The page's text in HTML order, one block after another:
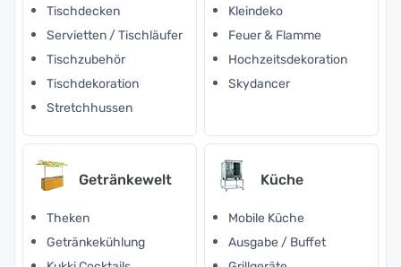
Tischdecken
Servietten / Tischläufer
Tischzubehör
Tischdekoration
Stretchhussen
Kleindeko
Feuer & Flamme
Hochzeitsdekoration
Skydancer
Getränkewelt
Theken
Getränkekühlung
Küche
Mobile Küche
Ausgabe / Buffet